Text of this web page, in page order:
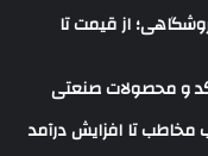
از قیمت تا
و محصولات صنعتی